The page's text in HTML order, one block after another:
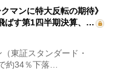
マンに特大反転の期待》
ばす第1四半期決算、…
東証スタンダード・
約34％下落…